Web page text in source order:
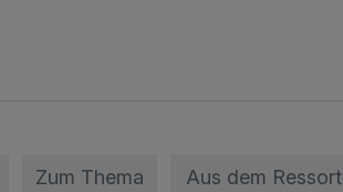
Zum Thema Aus dem Ressort